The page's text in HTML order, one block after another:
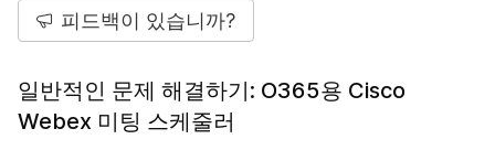
피드백이 있습니까?
일반적인 문제 해결하기: O365용 Cisco
Webex 미팅 스케줄러